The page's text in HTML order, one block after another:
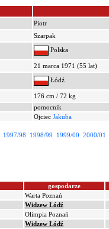
Piotr
Szarpak
Polska
21 marca 1971 (55 lat)
Łódź
176 cm / 72 kg
pomocnik
Ojciec Jakuba
1997/98 1998/99 1999/00 2000/01
gospodarze
Warta Poznań
Widzew Łódź
Olimpia Poznań
Widzew Łódź